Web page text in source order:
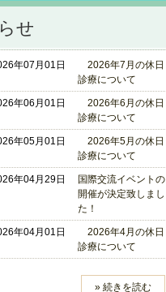
せ
年07月01日
2026年7月の休日
診療について
年06月01日
2026年6月の休日
診療について
年05月01日
2026年5月の休日
診療について
年04月29日
国際交流イベントの
開催が決定致しまし
た！
年04月01日
2026年4月の休日
診療について
» 続きを読む